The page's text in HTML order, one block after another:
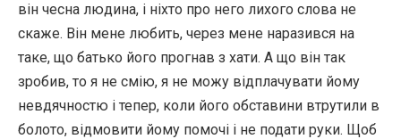
він чесна людина, і ніхто про него лихого слова не
скаже. Він мене любить, через мене наразився на
таке, що батько його прогнав з хати. А що він так
зробив, то я не смію, я не можу відплачувати йому
невдячностю і тепер, коли його обставини втрутили в
болото, відмовити йому помочі і не подати руки. Щоб